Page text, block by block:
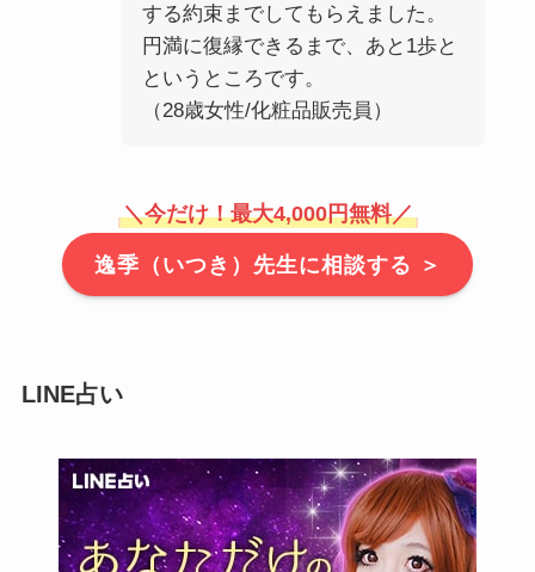
する約束までしてもらえました。
円満に復縁できるまで、あと1歩と
というところです。
（28歳女性/化粧品販売員）
＼今だけ！最大4,000円無料／
逸季（いつき）先生に相談する ＞
LINE占い